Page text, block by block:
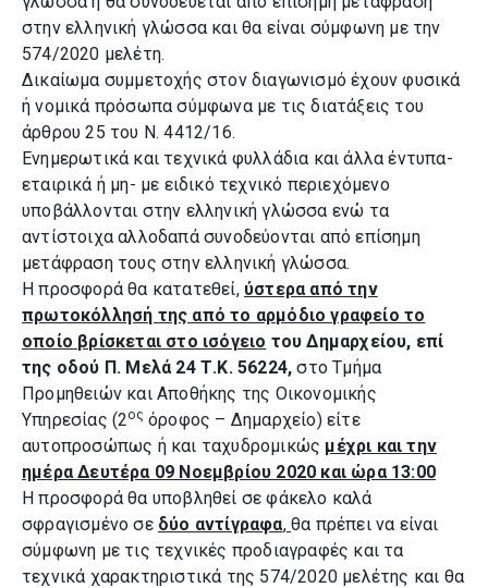
στην ελληνική γλώσσα και θα είναι σύμφωνη με την
574/2020 μελέτη.
Δικαίωμα συμμετοχής στον διαγωνισμό έχουν φυσικά
ή νομικά πρόσωπα σύμφωνα με τις διατάξεις του
άρθρου 25 του Ν. 4412/16.
Ενημερωτικά και τεχνικά φυλλάδια και άλλα έντυπα-
εταιρικά ή μη- με ειδικό τεχνικό περιεχόμενο
υποβάλλονται στην ελληνική γλώσσα ενώ τα
αντίστοιχα αλλοδαπά συνοδεύονται από επίσημη
μετάφραση τους στην ελληνική γλώσσα.
Η προσφορά θα κατατεθεί, ύστερα από την
πρωτοκόλλησή της από το αρμόδιο γραφείο το
οποίο βρίσκεται στο ισόγειο του Δημαρχείου, επί
της οδού Π. Μελά 24 Τ.Κ. 56224,στο Τμήμα
Προμηθειών και Αποθήκης της Οικονομικής
Υπηρεσίας (2ος όροφος – Δημαρχείο) είτε
αυτοπροσώπως ή και ταχυδρομικώς μέχρι και την
ημέρα Δευτέρα 09 Νοεμβρίου 2020 και ώρα 13:00
Η προσφορά θα υποβληθεί σε φάκελο καλά
σφραγισμένο σε δύο αντίγραφα,θα πρέπει να είναι
σύμφωνη με τις τεχνικές προδιαγραφές και τα
τεχνικά χαρακτηριστικά της 574/2020 μελέτης και θα